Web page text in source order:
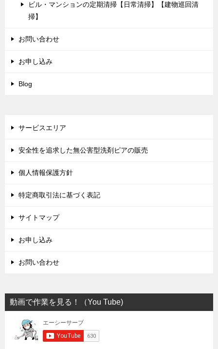
ビル・マンションの定期清掃【日常清掃】【建物巡回清
掃】
お問い合わせ
お申し込み
Blog
サービスエリア
安全性を追求した無公害型洗剤ピアの販売
個人情報保護方針
特定商取引法に基づく表記
サイトマップ
お申し込み
お問い合わせ
動画で作業を見る！（You Tube)